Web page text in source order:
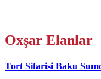
Oxşar Elanlar
Tort Sifarisi Baku